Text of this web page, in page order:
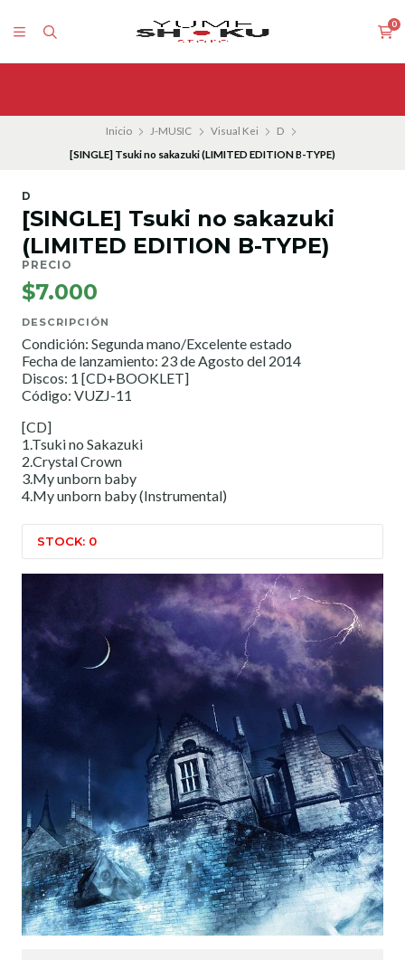
0
Inicio J-MUSIC Visual Kei
D
[SINGLE] Tsuki no sakazuki (LIMITED EDITION B-TYPE)
D
[SINGLE] Tsuki no sakazuki
(LIMITED EDITION B-TYPE)
PRECIO
$7.000
DESCRIPCIÓN
Condición: Segunda mano/Excelente estado
Fecha de lanzamiento: 23 de Agosto del 2014
Discos: 1 [CD+BOOKLET]
Código: VUZJ-11
[CD]
1.Tsuki no Sakazuki
2.Crystal Crown
3.My unborn baby
4.My unborn baby (Instrumental)
STOCK: 0